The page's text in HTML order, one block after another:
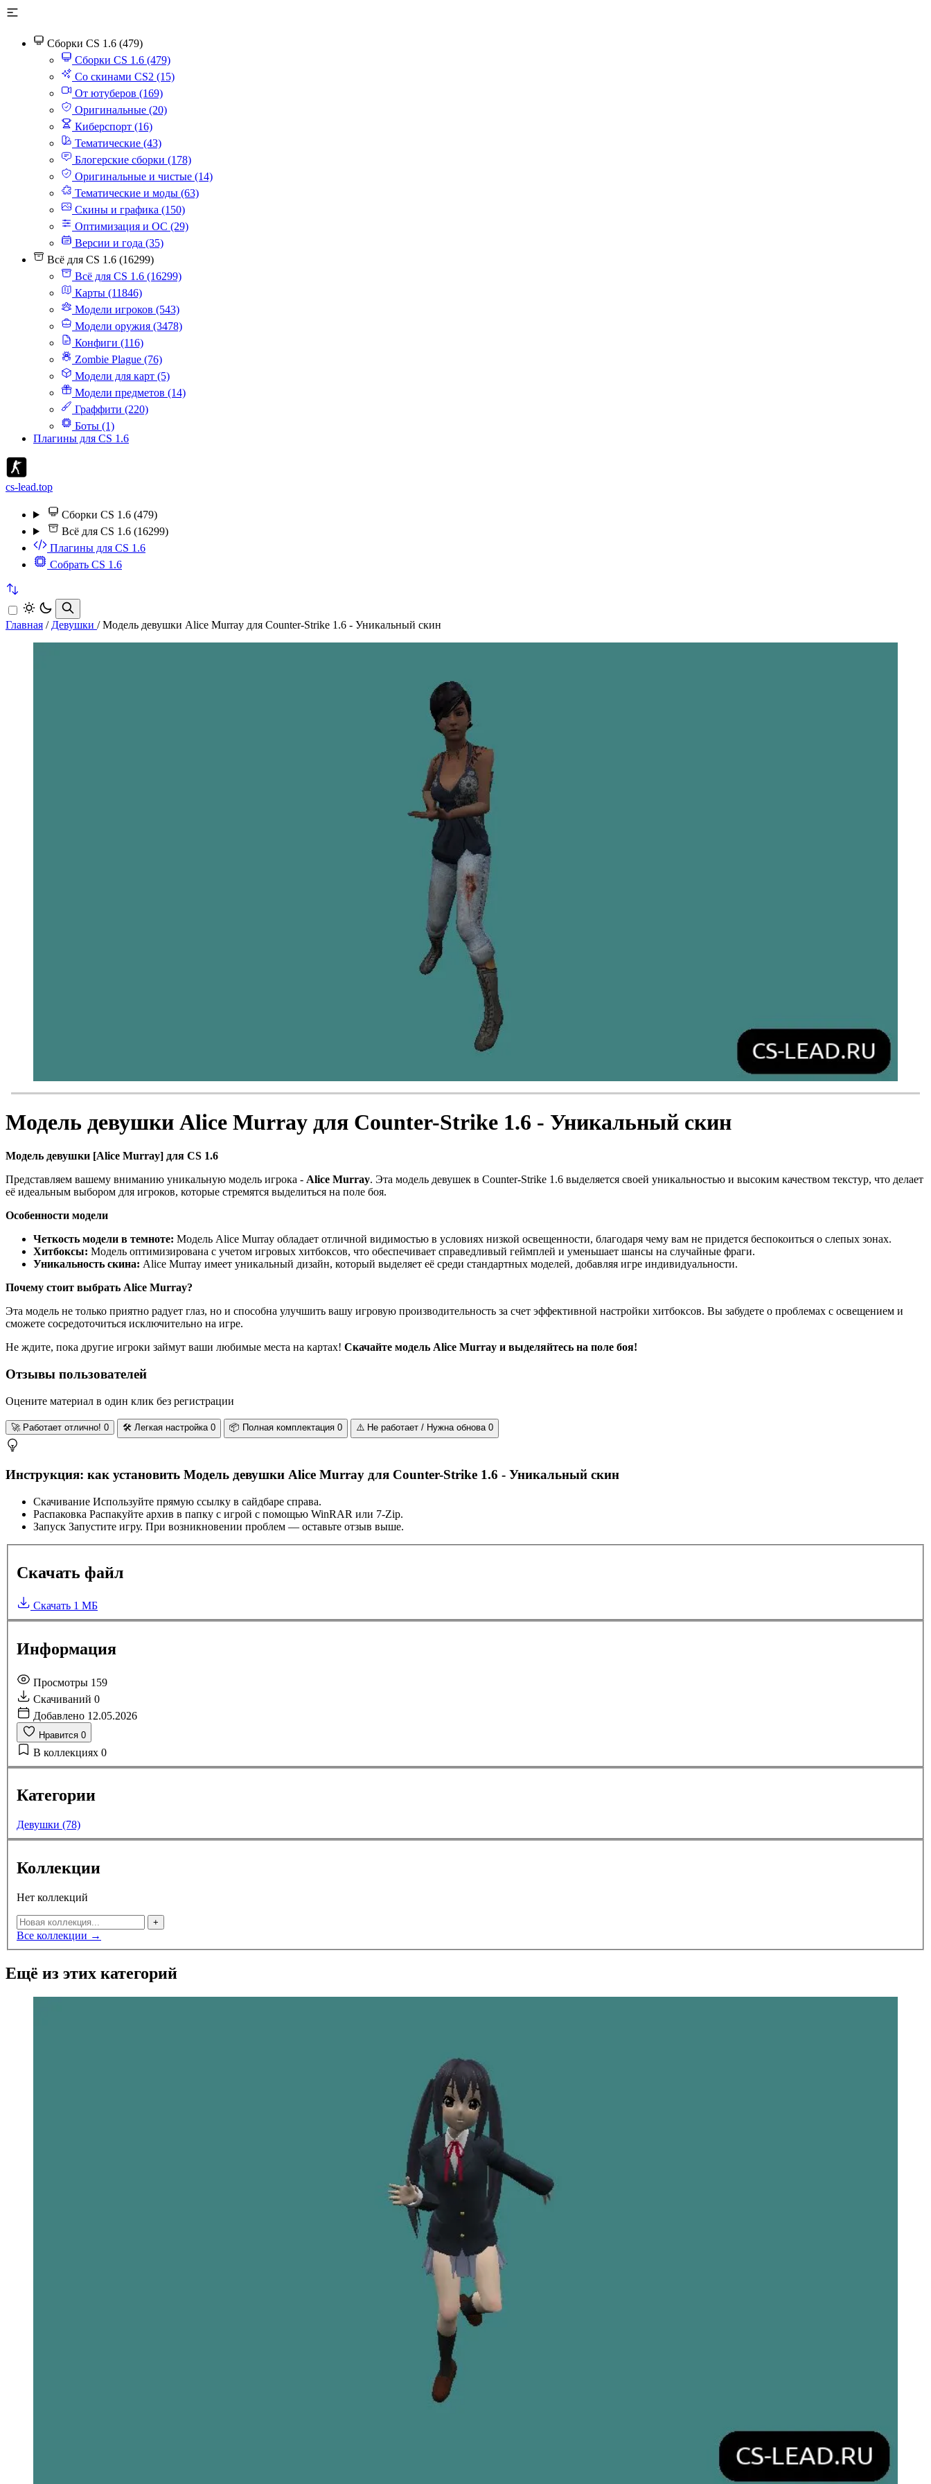
Сборки CS 1.6 (479)
Сборки CS 1.6 (479)
Со скинами CS2 (15)
От ютуберов (169)
Оригинальные (20)
Киберспорт (16)
Тематические (43)
Блогерские сборки (178)
Оригинальные и чистые (14)
Тематические и моды (63)
Скины и графика (150)
Оптимизация и ОС (29)
Версии и года (35)
Всё для CS 1.6 (16299)
Всё для CS 1.6 (16299)
Карты (11846)
Модели игроков (543)
Модели оружия (3478)
Конфиги (116)
Zombie Plague (76)
Модели для карт (5)
Модели предметов (14)
Граффити (220)
Боты (1)
Плагины для CS 1.6
cs-lead.top
Сборки CS 1.6 (479)
Всё для CS 1.6 (16299)
Плагины для CS 1.6
Собрать CS 1.6
Главная / Девушки / Модель девушки Alice Murray для Counter-Strike 1.6 - Уникальный скин
Модель девушки Alice Murray для Counter-Strike 1.6 - Уникальный скин
Модель девушки [Alice Murray] для CS 1.6
Представляем вашему вниманию уникальную модель игрока - Alice Murray. Эта модель девушек в Counter-Strike 1.6 выделяется своей уникальностью и высоким качеством текстур, что делает
её идеальным выбором для игроков, которые стремятся выделиться на поле боя.
Особенности модели
Четкость модели в темноте: Модель Alice Murray обладает отличной видимостью в условиях низкой освещенности, благодаря чему вам не придется беспокоиться о слепых зонах.
Хитбоксы: Модель оптимизирована с учетом игровых хитбоксов, что обеспечивает справедливый геймплей и уменьшает шансы на случайные фраги.
Уникальность скина: Alice Murray имеет уникальный дизайн, который выделяет её среди стандартных моделей, добавляя игре индивидуальности.
Почему стоит выбрать Alice Murray?
Эта модель не только приятно радует глаз, но и способна улучшить вашу игровую производительность за счет эффективной настройки хитбоксов. Вы забудете о проблемах с освещением и
сможете сосредоточиться исключительно на игре.
Не ждите, пока другие игроки займут ваши любимые места на картах! Скачайте модель Alice Murray и выделяйтесь на поле боя!
Отзывы пользователей
Оцените материал в один клик без регистрации
🚀Работает отлично! 0 🛠️ Легкая настройка 0 📦 Полная комплектация 0 ⚠️ Не работает / Нужна обнова 0
Инструкция: как установить Модель девушки Alice Murray для Counter-Strike 1.6 - Уникальный скин
Скачивание Используйте прямую ссылку в сайдбаре справа.
Распаковка Распакуйте архив в папку с игрой с помощью WinRAR или 7-Zip.
Запуск Запустите игру. При возникновении проблем — оставьте отзыв выше.
Скачать файл
Скачать 1 МБ
Информация
Просмотры 159
Скачиваний 0
Добавлено 12.05.2026
Нравится 0
В коллекциях 0
Категории
Девушки (78)
Коллекции
Нет коллекций
+
Все коллекции →
Ещё из этих категорий